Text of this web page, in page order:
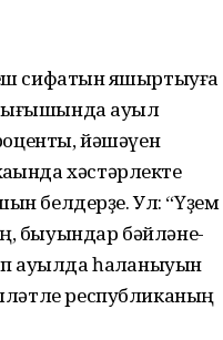
сифатын яҡшыртыуға
сығышында ауыл
йәшәүен
хәстәрлекте
белдерҙе. Ул: “Үҙем
быуындар бәйләне­
ауылда һаҡланыуын
республиканың